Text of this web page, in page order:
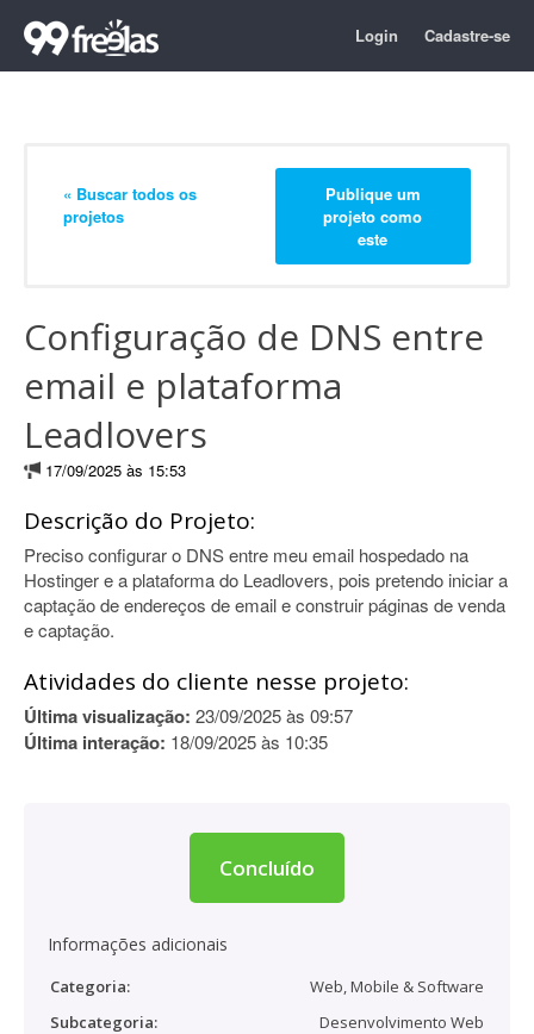
Login Cadastre-se
« Buscar todos os
projetos
Publique um
projeto como
este
Configuração de DNS entre
email e plataforma
Leadlovers
17/09/2025 às 15:53
Descrição do Projeto:
Preciso configurar o DNS entre meu email hospedado na
Hostinger e a plataforma do Leadlovers, pois pretendo iniciar a
captação de endereços de email e construir páginas de venda
e captação.
Atividades do cliente nesse projeto:
Última visualização: 23/09/2025 às 09:57
Última interação: 18/09/2025 às 10:35
Concluído
Informações adicionais
Categoria:
Web, Mobile & Software
Subcategoria:
Desenvolvimento Web